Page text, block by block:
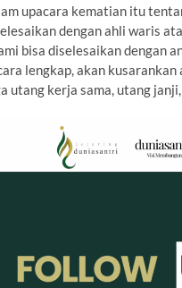
upacara kematian itu
dengan ahli waris
bisa diselesaikan dengan
lengkap, akan
utang kerja sama, utang